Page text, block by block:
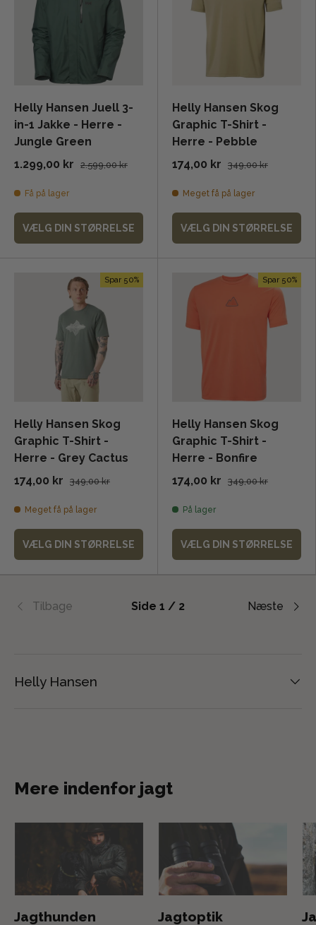
Helly Hansen Juell 3-
in-1 Jakke - Herre -
Jungle Green
1.299,00 kr
2.599,00 kr
Få på lager
VÆLG DIN STØRRELSE
Helly Hansen Skog
Graphic T-Shirt -
Herre - Pebble
174,00 kr
349,00 kr
Meget få på lager
VÆLG DIN STØRRELSE
Spar 50%
Helly Hansen Skog
Graphic T-Shirt -
Herre - Grey Cactus
174,00 kr
349,00 kr
Meget få på lager
VÆLG DIN STØRRELSE
Spar 50%
Helly Hansen Skog
Graphic T-Shirt -
Herre - Bonfire
174,00 kr
349,00 kr
På lager
VÆLG DIN STØRRELSE
Tilbage Side 1 / 2 Næste
Helly Hansen
Mere indenfor jagt
Jagthunden Jagtoptik